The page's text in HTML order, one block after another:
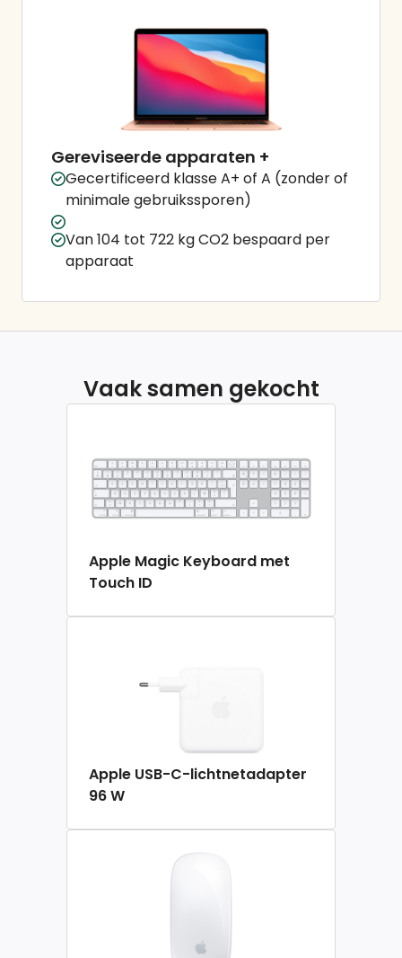
Gereviseerde apparaten +
Gecertificeerd klasse A+ of A (zonder of
minimale gebruikssporen)
Van 104 tot 722 kg CO2 bespaard per
apparaat
Vaak samen gekocht
Apple Magic Keyboard met
Touch ID
Apple USB-C-lichtnetadapter
96 W